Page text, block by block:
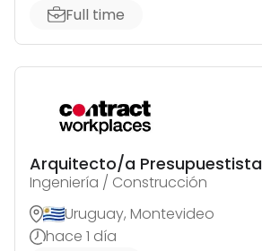
Full time
Arquitecto/a Presupuestista
Ingeniería / Construcción
Uruguay, Montevideo
hace 1 día